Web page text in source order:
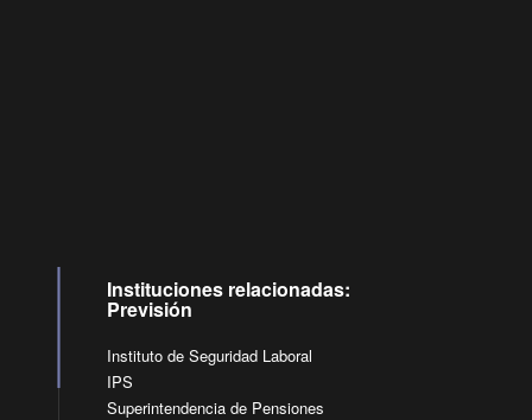
Instituciones relacionadas:
Previsión
Instituto de Seguridad Laboral
IPS
Superintendencia de Pensiones